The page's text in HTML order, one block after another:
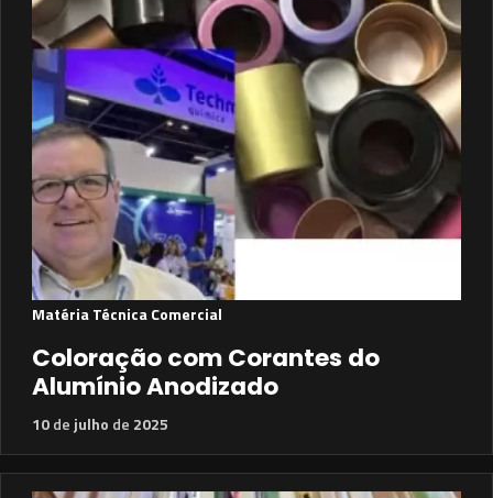
Matéria Técnica Comercial
Coloração com Corantes do
Alumínio Anodizado
10de julho de 2025